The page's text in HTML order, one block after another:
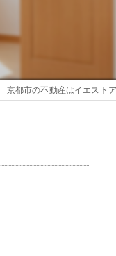
京都市の不動産はイエスト